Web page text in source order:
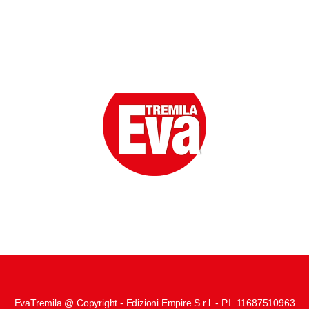
EvaTremila @ Copyright - Edizioni Empire S.r.l. - P.I. 11687510963​